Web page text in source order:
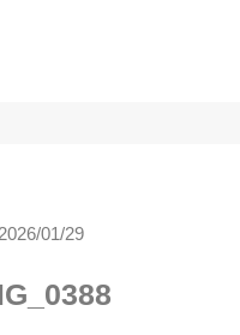
2026/01/29